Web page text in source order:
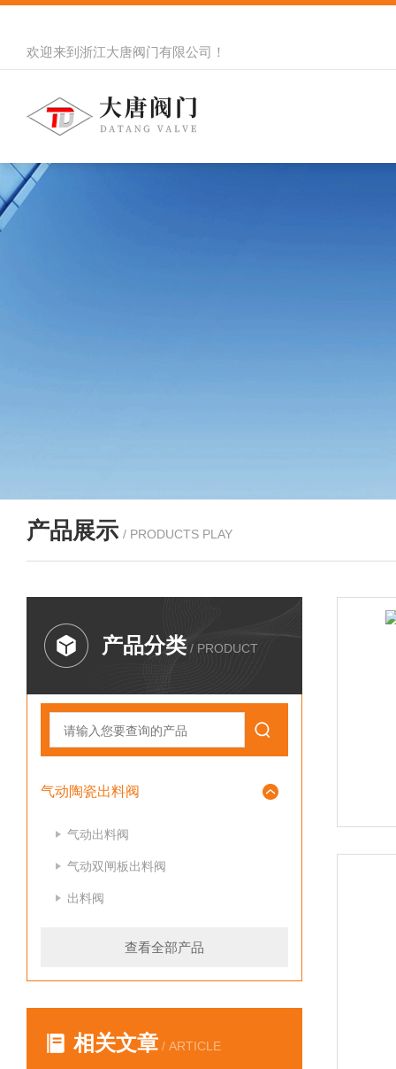
欢迎来到 浙江大唐阀门有限公司 ！
产品展示 / PRODUCTS PLAY
产品分类 / PRODUCT
气动陶瓷出料阀
气动出料阀
气动双闸板出料阀
出料阀
查看全部产品
相关文章 / ARTICLE